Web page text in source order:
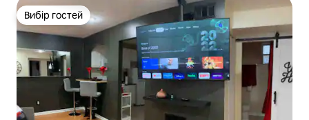
Вибір гостей
Вибір гостей